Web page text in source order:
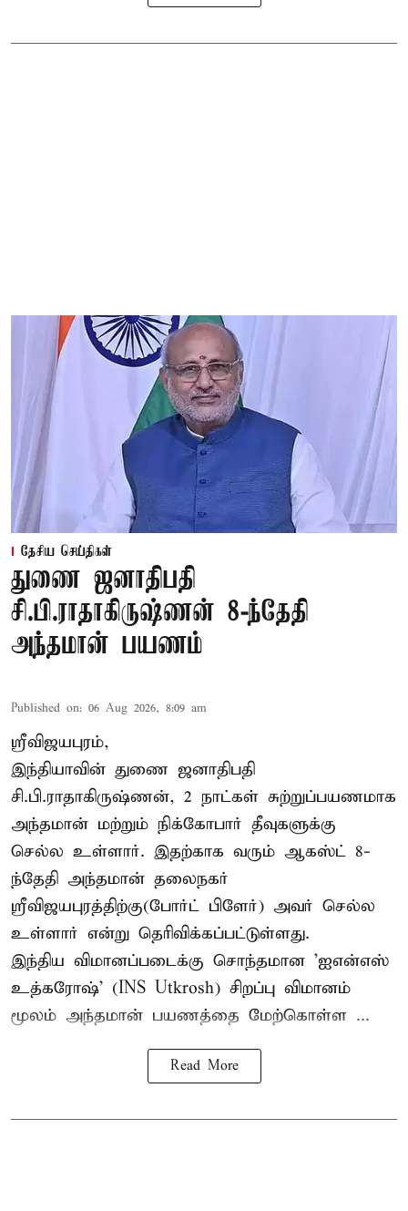
தேசிய செய்திகள்
துணை ஜனாதிபதி
சி.பி.ராதாகிருஷ்ணன் 8-ந்தேதி
அந்தமான் பயணம்
Published on: 06 Aug 2026, 8:09 am
ஸ்ரீவிஜயபுரம்,
இந்தியாவின் துணை ஜனாதிபதி
சி.பி.ராதாகிருஷ்ணன், 2 நாட்கள் சுற்றுப்பயணமாக
அந்தமான் மற்றும் நிக்கோபார் தீவுகளுக்கு
செல்ல உள்ளார். இதற்காக வரும் ஆகஸ்ட் 8-
ந்தேதி அந்தமான் தலைநகர்
ஸ்ரீவிஜயபுரத்திற்கு(போர்ட் பிளேர்) அவர் செல்ல
உள்ளார் என்று தெரிவிக்கப்பட்டுள்ளது.
இந்திய விமானப்படைக்கு சொந்தமான 'ஐஎன்எஸ்
உத்கரோஷ்' (INS Utkrosh) சிறப்பு விமானம்
மூலம் அந்தமான் பயணத்தை மேற்கொள்ள ...
Read More